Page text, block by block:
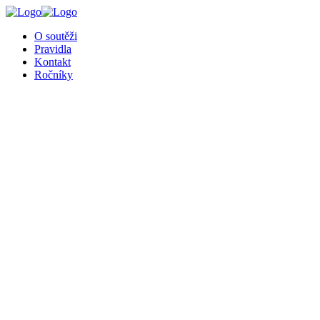
O soutěži
Pravidla
Kontakt
Ročníky